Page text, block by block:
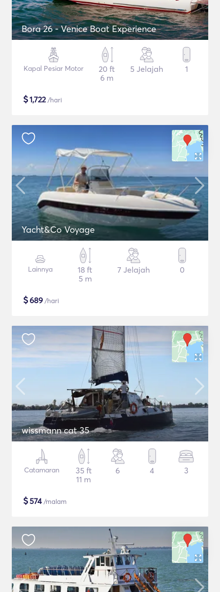
Bora 26 - Venice Boat Experience
Kapal Pesiar Motor
20 ft
6 m
5 Jelajah 1
$1,722/hari
Yacht&Co Voyage
Lainnya
18 ft
5 m
7 Jelajah 0
$689 /hari
wissmann cat 35
Catamaran
35 ft
11 m
6 4 3
$574/malam